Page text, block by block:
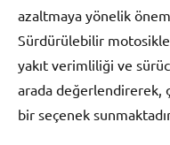
azaltmaya yönelik
Sürdürülebilir
yakıt verimliliği ve
arada değerlendirerek,
bir seçenek